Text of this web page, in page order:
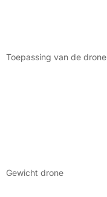
Toepassing van de drone
Gewicht drone